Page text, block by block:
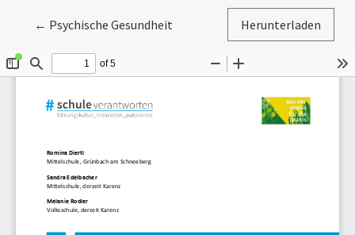
← Zu Artikeldetails zurückkehren
Psychische Gesundheit Herunterladen